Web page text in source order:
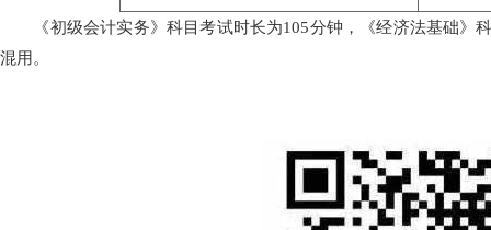
《初级会计实务》科目考试时长为105分钟，《经济法基础》
混用。